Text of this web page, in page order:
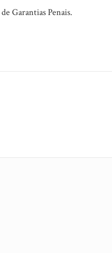
Garantias Penais.